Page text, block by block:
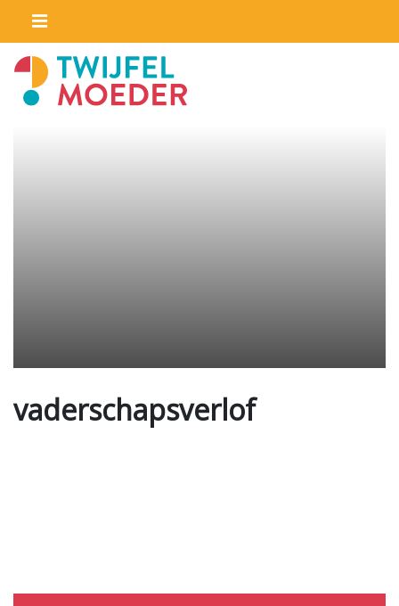
vaderschapsverlof